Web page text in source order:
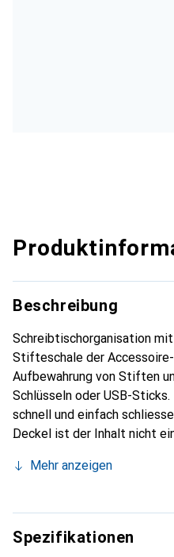
Beschreibung
Schreibtischorganisation
Stifteschale der
Aufbewahrung von Stiften
Schlüsseln oder USB-
schnell und einfach
Deckel ist der Inhalt nicht
Zustand ist die Stifteschale
repräsentatives
Stifteschale Smartstyle aus
trendigem Filz. Die
Mehr anzeigen
Spezifikationen